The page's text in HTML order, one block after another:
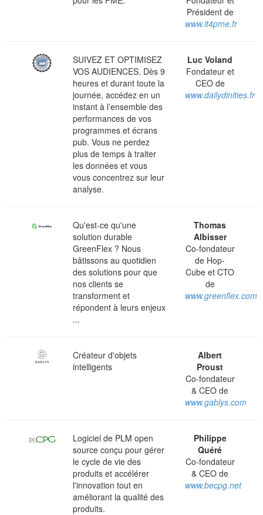
Président de
www.it4pme.fr
SUIVEZ ET OPTIMISEZ
VOS AUDIENCES. Dès 9
heures et durant toute la
journée, accédez en un
instant à l’ensemble des
performances de vos
programmes et écrans
pub. Vous ne perdez
plus de temps à traiter
les données et vous
vous concentrez sur leur
analyse.
Luc Voland
Fondateur et
CEO de
www.dailydinities.fr
Qu'est-ce qu'une
solution durable
GreenFlex ? Nous
bâtissons au quotidien
des solutions pour que
nos clients se
transforment et
répondent à leurs enjeux
...
Thomas
Albisser
Co-fondateur
de Hop-
Cube et CTO
de
www.greenflex.com
Créateur d'objets
intelligents
Albert
Proust
Co-fondateur
& CEO de
www.gablys.com
Logiciel de PLM open
source conçu pour gérer
le cycle de vie des
produits et accélérer
l'innovation tout en
améliorant la qualité des
produits.
Philippe
Quéré
Co-fondateur
& CEO de
www.becpg.net